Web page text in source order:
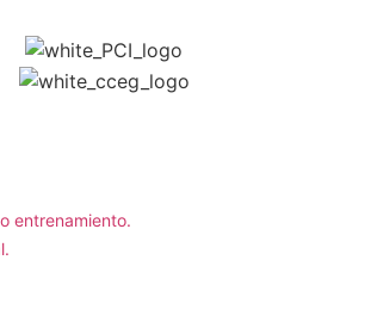
entrenamiento.